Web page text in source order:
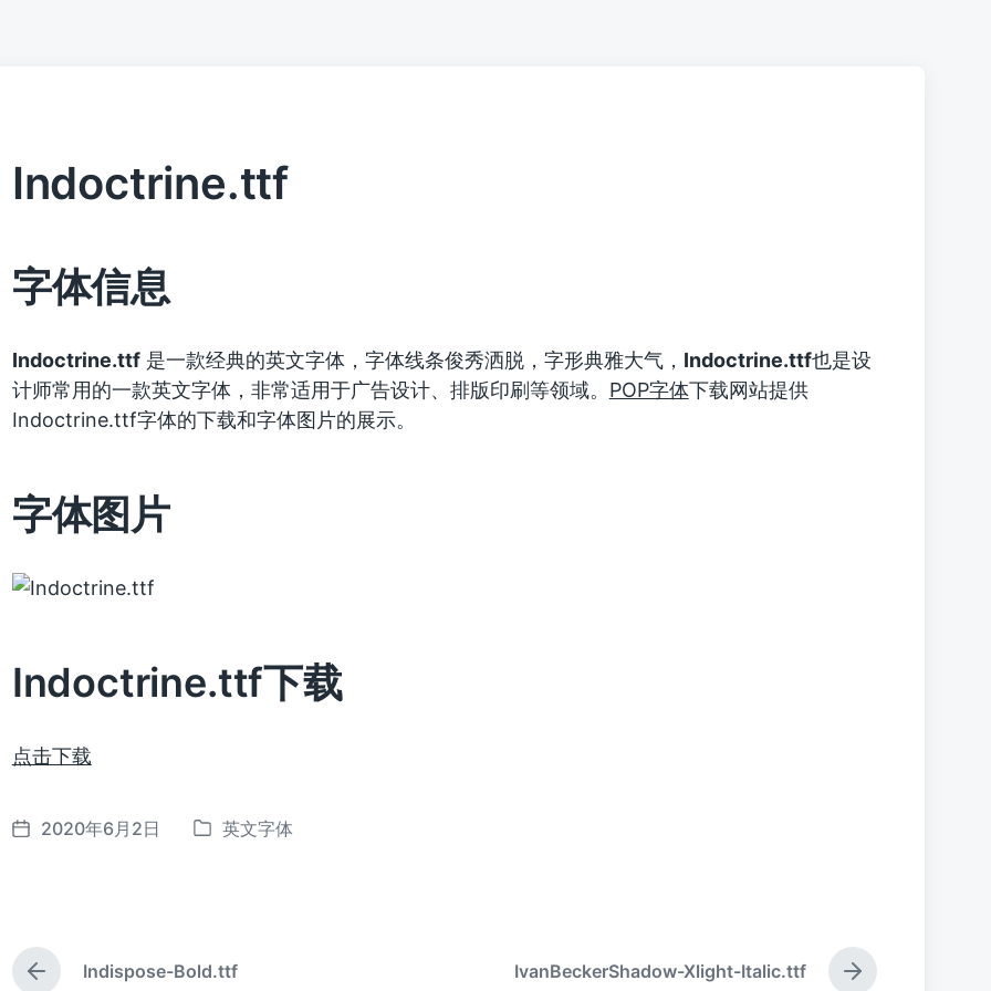
Indoctrine.ttf
字体信息
Indoctrine.ttf是一款经典的英文字体，字体线条俊秀洒脱，字形典雅大气， Indoctrine.ttf也是设
计师常用的一款英文字体，非常适用于广告设计、排版印刷等领域。 POP字体下载网站提供
Indoctrine.ttf字体的下载和字体图片的展示。
字体图片
Indoctrine.ttf下载
点击下载
发
2020年6月2日
发
英文字体
上
Indispose-Bold.ttf
下
IvanBeckerShadow-Xlight-Italic.ttf